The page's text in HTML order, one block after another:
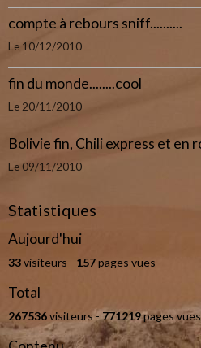
compte à rebours sniff..........
Le 10/12/2010
fin du monde........cool
Le 20/11/2010
Bolivie fin, Chili express et en
Le 09/11/2010
Statistiques
Aujourd'hui
33visiteurs - 157pages vues
Total
267536visiteurs -771219pages vues